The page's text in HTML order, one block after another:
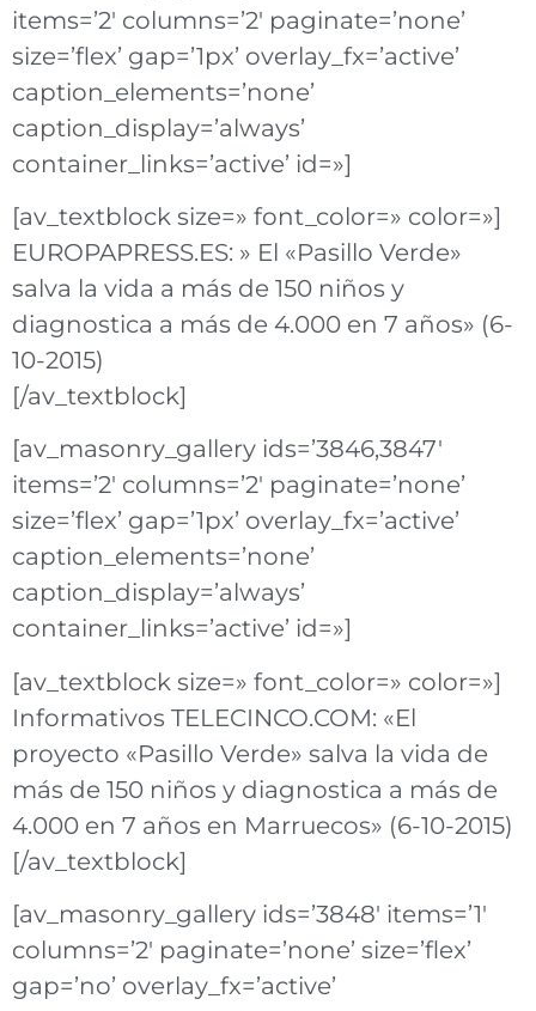
items=’2′ columns=’2′ paginate=’none’
size=’flex’ gap=’1px’ overlay_fx=’active’
caption_elements=’none’
caption_display=’always’
container_links=’active’ id=»]
[av_textblock size=» font_color=» color=»]
EUROPAPRESS.ES: » El «Pasillo Verde»
salva la vida a más de 150 niños y
diagnostica a más de 4.000 en 7 años» (6-
10-2015)
[/av_textblock]
[av_masonry_gallery ids=’3846,3847′
items=’2′ columns=’2′ paginate=’none’
size=’flex’ gap=’1px’ overlay_fx=’active’
caption_elements=’none’
caption_display=’always’
container_links=’active’ id=»]
[av_textblock size=» font_color=» color=»]
Informativos TELECINCO.COM: «El
proyecto «Pasillo Verde» salva la vida de
más de 150 niños y diagnostica a más de
4.000 en 7 años en Marruecos» (6-10-2015)
[/av_textblock]
[av_masonry_gallery ids=’3848′ items=’1′
columns=’2′ paginate=’none’ size=’flex’
gap=’no’ overlay_fx=’active’